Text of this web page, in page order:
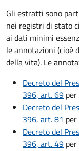
Gli estratti sono
nei registri di stato
ai dati minimi
le annotazioni (cioè
della vita). Le
Decreto del
396, art. 69
Decreto del
396, art. 81
Decreto del
396, art. 49